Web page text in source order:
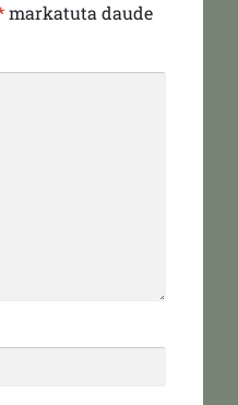
markatuta daude